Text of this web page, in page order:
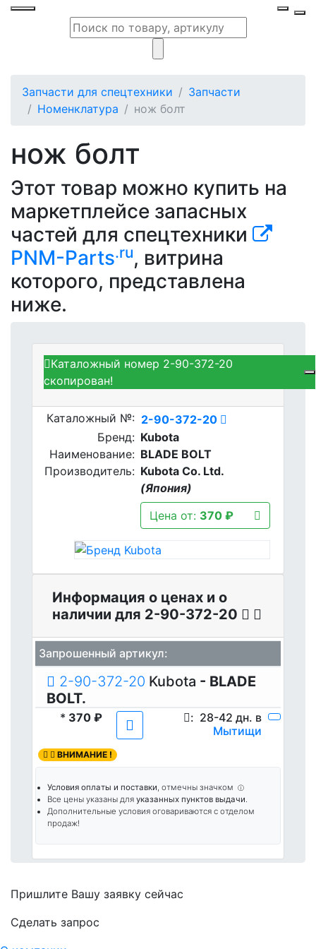
Запчасти для спецтехники
Запчасти
Номенклатура
нож болт
нож болт
Этот товар можно купить на
маркетплейсе запасных
частей для спецтехники
PNM-Parts.ru, витрина
которого, представлена
ниже.
Kubota 2-90-372-20 - BLADE
BOLT
Каталожный №: 2-90-372-20
Бренд: Kubota
Наименование: BLADE BOLT
Производитель: Kubota Co. Ltd.
(Япония)
Цена от: 370 ₽
Каталожный номер 2-90-372-20
скопирован!
Информация о ценах и о
наличии для 2-90-372-20
Запрошенный артикул:
2-90-372-20 Kubota - BLADE
BOLT.
* 370 ₽ : 28-42 дн. в
Мытищи
ВНИМАНИЕ !
Условия оплаты и поставки, отмечны значком ⓘ
Все цены указаны для указанных пунктов выдачи.
Дополнительные условия оговариваются с отделом
продаж!
Пришлите Вашу заявку сейчас
Cделать запрос